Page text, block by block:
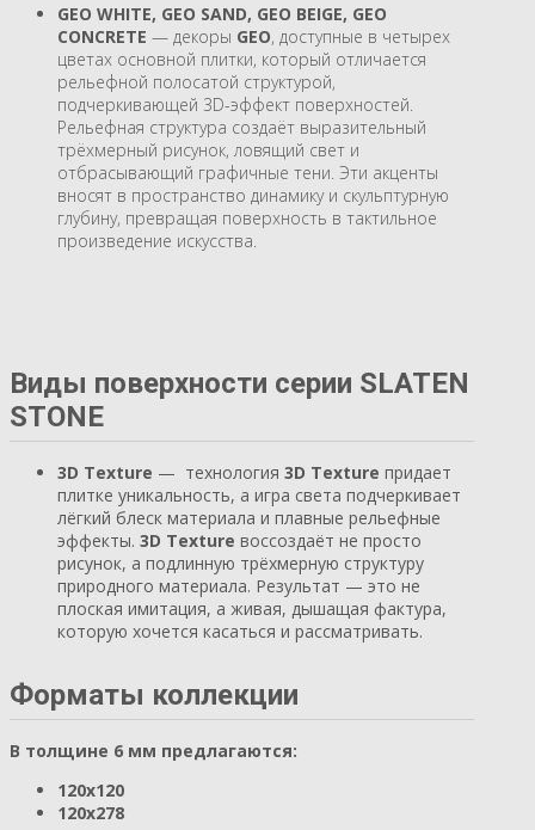
GEO WHITE, GEO SAND, GEO BEIGE, GEO
CONCRETE — декоры GEO, доступные в четырех
цветах основной плитки, который отличается
рельефной полосатой структурой,
подчеркивающей 3D-эффект поверхностей.
Рельефная структура создаёт выразительный
трёхмерный рисунок, ловящий свет и
отбрасывающий графичные тени. Эти акценты
вносят в пространство динамику и скульптурную
глубину, превращая поверхность в тактильное
произведение искусства.
Виды поверхности серии SLATEN
STONE
3D Texture — технология 3D Texture придает
плитке уникальность, а игра света подчеркивает
лёгкий блеск материала и плавные рельефные
эффекты. 3D Texture воссоздаёт не просто
рисунок, а подлинную трёхмерную структуру
природного материала. Результат — это не
плоская имитация, а живая, дышащая фактура,
которую хочется касаться и рассматривать.
Форматы коллекции
В толщине 6 мм предлагаются:
120x120
120x278